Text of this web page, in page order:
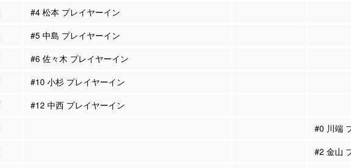
#4 松本 プレイヤーイン
#5 中島 プレイヤーイン
#6 佐々木 プレイヤーイン
#10 小杉 プレイヤーイン
#12 中西 プレイヤーイン
#0 川端
#2 金山